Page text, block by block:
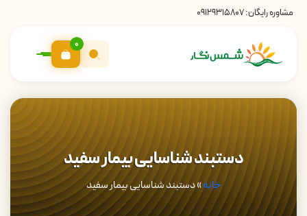
مشاوره رایگان:09129315807
0
دستبند شناسایی بیمار سفید
خانه»دستبند شناسایی بیمار سفید